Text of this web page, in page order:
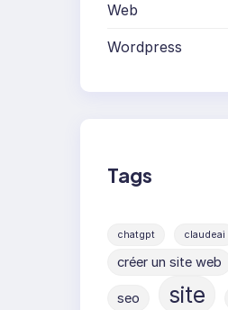
Web
Wordpress
Tags
chatgpt claudeai
créer un site web
seo site